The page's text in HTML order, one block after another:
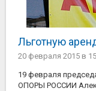
Льготную
20 февраля 2015 в
19 февраля
ОПОРЫ РОССИИ